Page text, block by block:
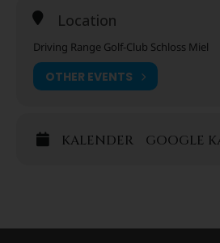
Unbegrenzt Bälle schlagen​
BBQ, Drinks und entspannte Musik
Mitglieder 39 € p.P. | Gäste 49 € p.P.
Location
Driving Range Golf-Club Schloss Miel
OTHER EVENTS
KALENDER GOOGLE